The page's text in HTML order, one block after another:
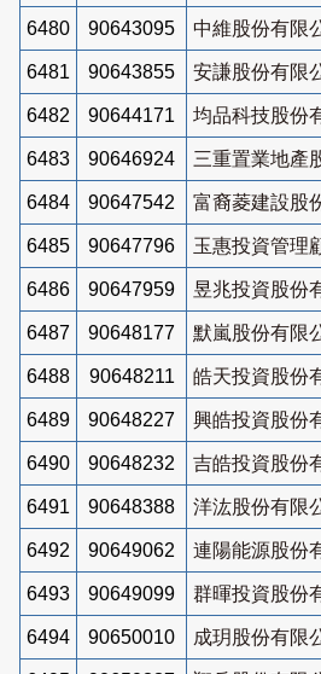
6480 90643095 中維股份有限
6481 90643855 安謙股份有限
6482 90644171 均品科技股份
6483 90646924 三重置業地產
6484 90647542 富裔菱建設股
6485 90647796 玉惠投資管理
6486 90647959 昱兆投資股份
6487 90648177 默嵐股份有限
6488 90648211 皓天投資股份
6489 90648227 興皓投資股份
6490 90648232 吉皓投資股份
6491 90648388 洋汯股份有限
6492 90649062 連陽能源股份
6493 90649099 群暉投資股份
6494 90650010 成玥股份有限